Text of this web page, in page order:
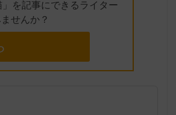
を記事にできるライター
せんか？